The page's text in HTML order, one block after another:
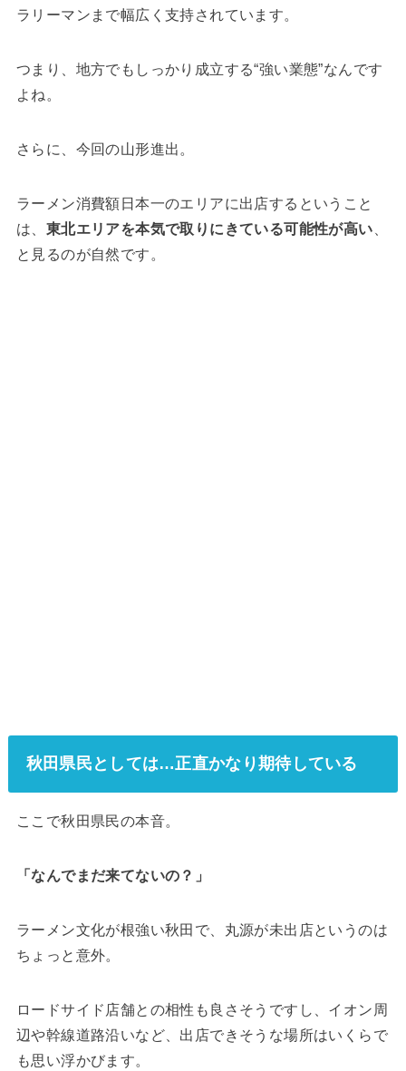
ラリーマンまで幅広く支持されています。
つまり、地方でもしっかり成立する“強い業態”なんです
よね。
さらに、今回の山形進出。
ラーメン消費額日本一のエリアに出店するということ
は、 東北エリアを本気で取りにきている可能性が高い
と見るのが自然です。
秋田県民としては…正直かなり期待している
ここで秋田県民の本音。
「なんでまだ来てないの？」
ラーメン文化が根強い秋田で、丸源が未出店というのは
ちょっと意外。
ロードサイド店舗との相性も良さそうですし、イオン周
辺や幹線道路沿いなど、出店できそうな場所はいくらで
も思い浮かびます。